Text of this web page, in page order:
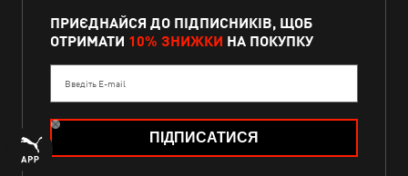
ПРИЄДНАЙСЯ ДО ПІДПИСНИКІВ, ЩОБ
ОТРИМАТИ 10% ЗНИЖКИ НА ПОКУПКУ
Введіть E-mail
ПІДПИСАТИСЯ